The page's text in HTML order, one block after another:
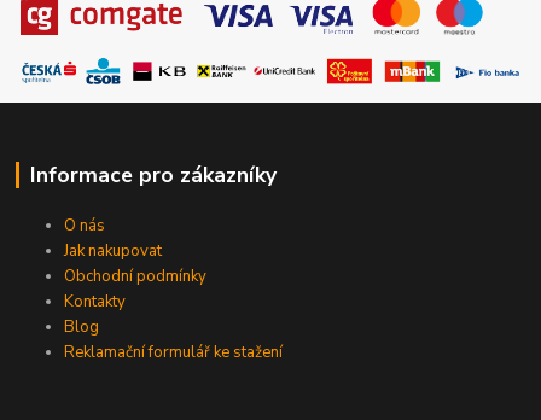
Informace pro zákazníky
O nás
Jak nakupovat
Obchodní podmínky
Kontakty
Blog
Reklamační formulář ke stažení